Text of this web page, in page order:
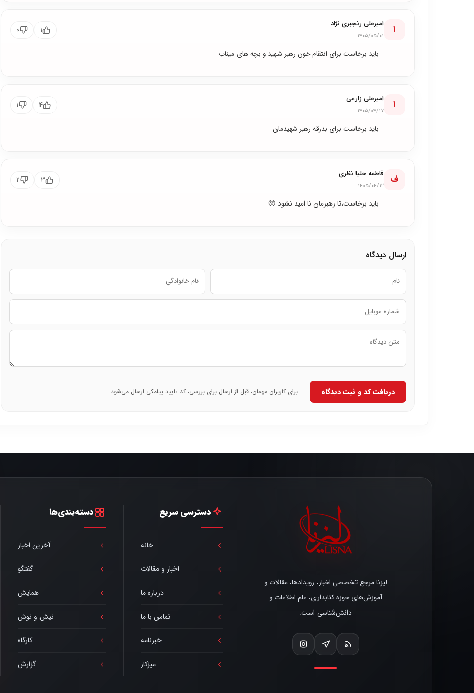
ا امیرعلی رنجبری نژاد
۱۴۰۵/۰۵/۰۱
۱ ۰
باید برخاست برای انتقام خون رهبر شهید و بچه های میناب
ا امیرعلی زارعی
۱۴۰۵/۰۴/۱۷
۴ ۱
باید برخاست برای بدرقه رهبر شهیدمان
ف فاطمه حلیا نظری
۱۴۰۵/۰۴/۱۲
۳ ۲
بايد برخاست،تا رهبرمان نا امید نشود 🥺
ارسال دیدگاه
دریافت کد و ثبت دیدگاه برای کاربران مهمان، قبل از ارسال برای بررسی، کد تایید پیامکی ارسال می‌شود.
لیزنا مرجع تخصصی اخبار، رویدادها، مقالات و
آموزش‌های حوزه کتابداری، علم اطلاعات و
دانش‌شناسی است.
دسترسی سریع
خانه
اخبار و مقالات
درباره ما
تماس با ما
خبرنامه
میزکار
دسته‌بندی‌ها
آخرین اخبار
گفتگو
همایش
نیش و نوش
کارگاه
گزارش